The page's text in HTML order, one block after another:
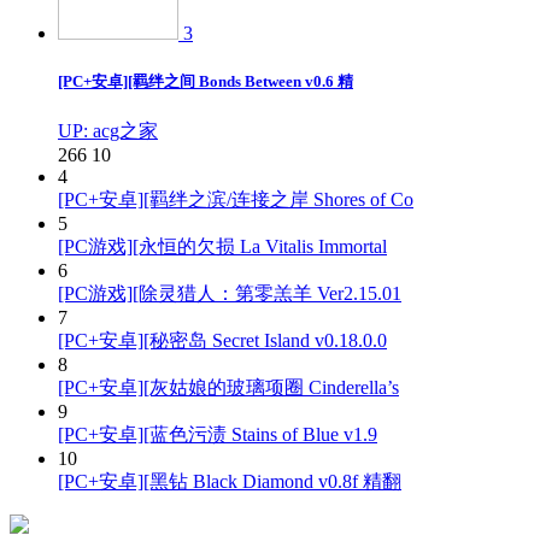
3
[PC+安卓][羁绊之间 Bonds Between v0.6 精
UP: acg之家
266 10
4
[PC+安卓][羁绊之滨/连接之岸 Shores of Co
5
[PC游戏][永恒的欠损 La Vitalis Immortal
6
[PC游戏][除灵猎人：第零羔羊 Ver2.15.01
7
[PC+安卓][秘密岛 Secret Island v0.18.0.0
8
[PC+安卓][灰姑娘的玻璃项圈 Cinderella’s
9
[PC+安卓][蓝色污渍 Stains of Blue v1.9
10
[PC+安卓][黑钻 Black Diamond v0.8f 精翻